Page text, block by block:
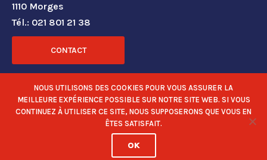
1110 Morges
Tél.: 021 801 21 38
CONTACT
RÉSEAUX SOCIAUX
NOUS UTILISONS DES COOKIES POUR VOUS ASSURER LA
MEILLEURE EXPÉRIENCE POSSIBLE SUR NOTRE SITE WEB. SI VOUS
CONTINUEZ À UTILISER CE SITE, NOUS SUPPOSERONS QUE VOUS EN
ÊTES SATISFAIT.
OK